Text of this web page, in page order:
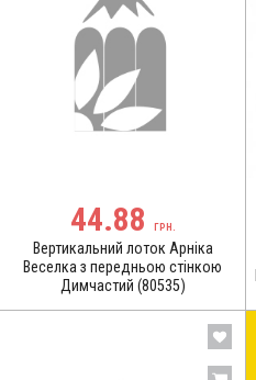
44.88 ГРН.
Вертикальний лоток Арніка
Веселка з передньою стінкою
Димчастий (80535)